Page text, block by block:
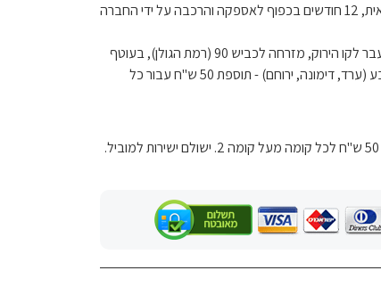
לטיב המוצר בהרכבה עצמאית, 12 חודשים בכפוף לאספקה ​​והרכבה על ידי החברה
הובלה למושבים הנמצאים מעבר לקו הירוק, מזרחה לכביש 90 (רמת הגולן), בעוטף
עזה (דרומה מכביש 25), מעבר לבאר שבע (ערד, דימונה, ירוחם) - תוספת 50 ש"ח עבור כל